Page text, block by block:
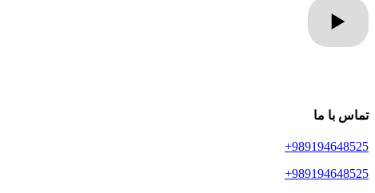
تماس با ما
989194648525+
989194648525+